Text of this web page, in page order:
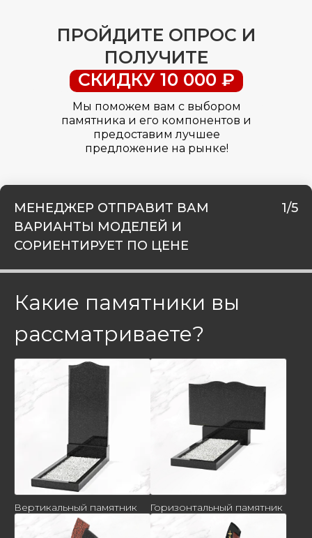
ПРОЙДИТЕ ОПРОС И
ПОЛУЧИТЕ
СКИДКУ 10 000 ₽
Мы поможем вам с выбором
памятника и его компонентов и
предоставим лучшее
предложение на рынке!
МЕНЕДЖЕР ОТПРАВИТ ВАМ
ВАРИАНТЫ МОДЕЛЕЙ И
СОРИЕНТИРУЕТ ПО ЦЕНЕ
1/5
Какие памятники вы
рассматриваете?
Вертикальный памятник Горизонтальный памятник